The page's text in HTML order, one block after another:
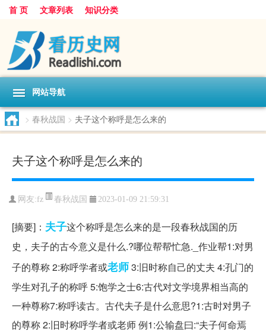
首 页 文章列表 知识分类
网站导航
> 春秋战国 > 夫子这个称呼是怎么来的
夫子这个称呼是怎么来的
网友:fz 春秋战国 2023-01-09 21:59:31
[摘要]： 夫子这个称呼是怎么来的是一段春秋战国的历
史，夫子的古今意义是什么.?哪位帮帮忙急._作业帮1:对男
子的尊称 2:称呼学者或老师3:旧时称自己的丈夫 4:孔门的
学生对孔子的称呼 5:饱学之士6:古代对文学境界相当高的
一种尊称7:称呼读古。古代夫子是什么意思?1:古时对男子
的尊称 2:旧时称呼学者或老师 例1:公输盘曰:“夫子何命焉